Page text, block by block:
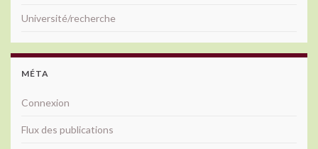
Université/recherche
MÉTA
Connexion
Flux des publications